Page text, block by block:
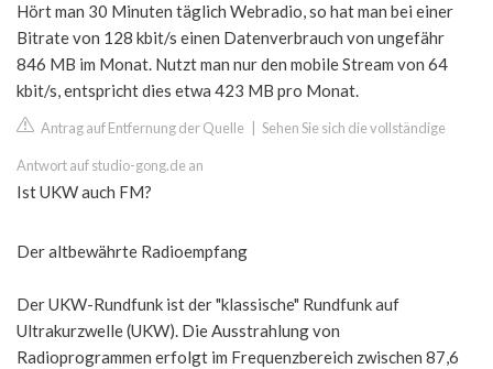
Hört man 30 Minuten täglich Webradio, so hat man bei einer
Bitrate von 128 kbit/s einen Datenverbrauch von ungefähr
846 MB im Monat. Nutzt man nur den mobile Stream von 64
kbit/s, entspricht dies etwa 423 MB pro Monat.
Antrag auf Entfernung der Quelle Sehen Sie sich die vollständige
Antwort auf studio-gong.de an
Ist UKW auch FM?
Der altbewährte Radioempfang
Der UKW-Rundfunk ist der "klassische" Rundfunk auf
Ultrakurzwelle (UKW). Die Ausstrahlung von
Radioprogrammen erfolgt im Frequenzbereich zwischen 87,6